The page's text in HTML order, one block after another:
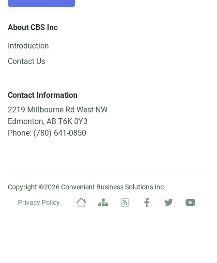
About CBS Inc
Introduction
Contact Us
Contact Information
2219 Millbourne Rd West NW
Edmonton, AB T6K 0Y3
Phone: (780) 641-0850
Copyright ©2026 Convenient Business Solutions Inc.
Privacy Policy